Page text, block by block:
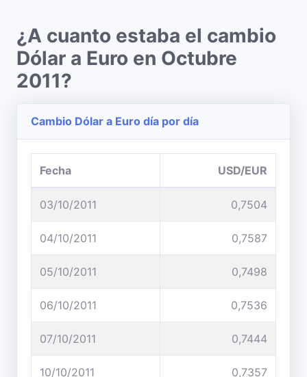
¿A cuanto estaba el cambio
Dólar a Euro en Octubre
2011?
Cambio Dólar a Euro día por día
Fecha USD/EUR
03/10/2011 0,7504
04/10/2011 0,7587
05/10/2011 0,7498
06/10/2011 0,7536
07/10/2011 0,7444
10/10/2011 0,7357